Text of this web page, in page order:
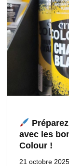
avec les
Colour !
21 octobre